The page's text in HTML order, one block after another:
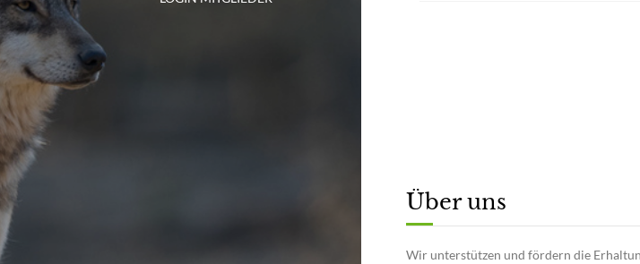
Über uns
Wir unterstützen und fördern die